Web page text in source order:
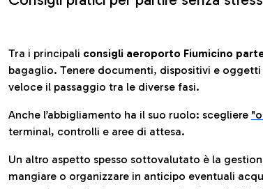
Tra i principali consigli aeroporto Fiumicino
bagaglio. Tenere documenti, dispositivi e
veloce il passaggio tra le diverse fasi.
Anche l’abbigliamento ha il suo ruolo: scegliere
terminal, controlli e aree di attesa.
Un altro aspetto spesso sottovalutato è la
mangiare o organizzare in anticipo eventuali